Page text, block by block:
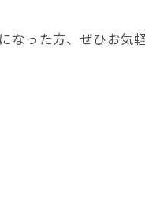
った方、ぜひお